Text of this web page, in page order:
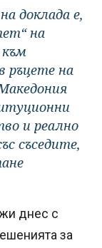
доклада е,
на
ръцете на
и реално
съседите,
днес с
за